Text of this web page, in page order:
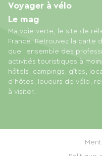
Ma voie verte, le site de
France. Retrouvez la carte
que l'ensemble des
activités touristiques à
hôtels, campings, gîtes,
d'hôtes, loueurs de vélo,
à visiter.
Voyager à vélo
Le mag